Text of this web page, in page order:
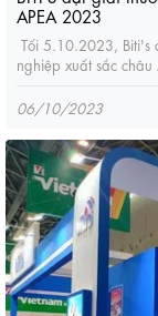
APEA 2023
Tối 5.10.2023, Biti's
nghiệp xuất sắc châu
06/10/2023